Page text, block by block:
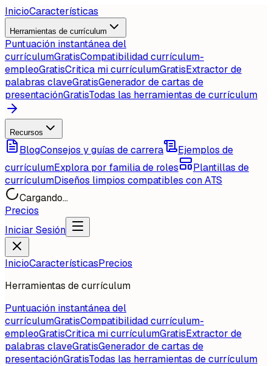
InicioCaracterísticas
Herramientas de currículum
Puntuación instantánea del
currículumGratisCompatibilidad currículum-
empleoGratisCritica mi currículumGratisExtractor de
palabras claveGratisGenerador de cartas de
presentaciónGratisTodas las herramientas de currículum
Recursos
BlogConsejos y guías de carrera
Ejemplos de
currículumExplora por familia de roles
Plantillas de
currículumDiseños limpios compatibles con ATS
Cargando...
Precios
Iniciar Sesión
InicioCaracterísticasPrecios
Herramientas de currículum
Puntuación instantánea del
currículumGratisCompatibilidad currículum-
empleoGratisCritica mi currículumGratisExtractor de
palabras claveGratisGenerador de cartas de
presentaciónGratisTodas las herramientas de currículum